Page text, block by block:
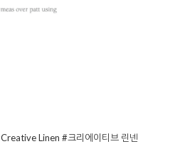
Linen #크리에이티브 린넨